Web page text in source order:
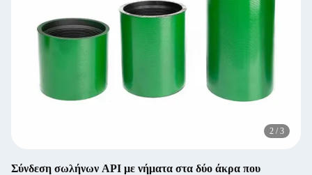
2 / 3
Σύνδεση σωλήνων API με νήματα στα δύο άκρα που